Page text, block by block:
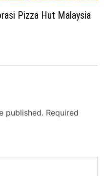
Pizza Hut Malaysia
published. Required